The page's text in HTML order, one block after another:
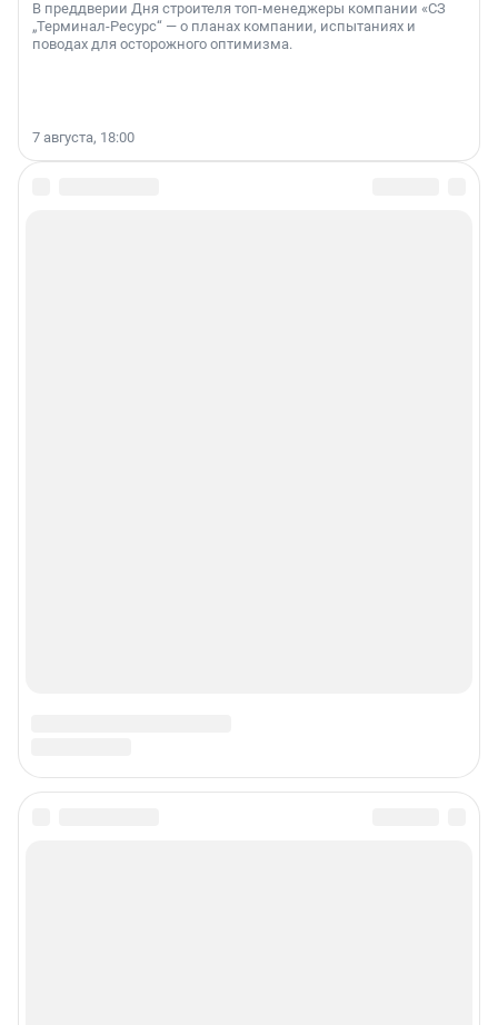
В преддверии Дня строителя топ-менеджеры компании «СЗ
„Терминал-Ресурс“ — о планах компании, испытаниях и
поводах для осторожного оптимизма.
7 августа, 18:00